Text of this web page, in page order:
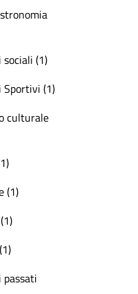
(1)
Sportivi (1)
culturale
(1)
passati